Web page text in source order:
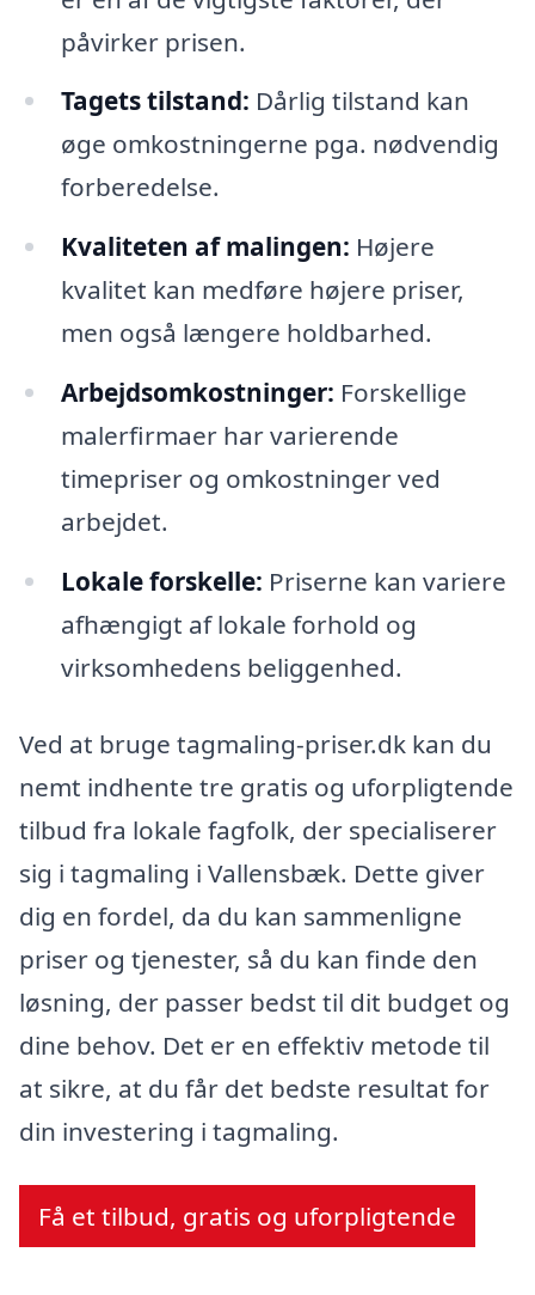
påvirker prisen.
Tagets tilstand: Dårlig tilstand kan
øge omkostningerne pga. nødvendig
forberedelse.
Kvaliteten af malingen: Højere
kvalitet kan medføre højere priser,
men også længere holdbarhed.
Arbejdsomkostninger: Forskellige
malerfirmaer har varierende
timepriser og omkostninger ved
arbejdet.
Lokale forskelle: Priserne kan variere
afhængigt af lokale forhold og
virksomhedens beliggenhed.
Ved at bruge tagmaling-priser.dk kan du
nemt indhente tre gratis og uforpligtende
tilbud fra lokale fagfolk, der specialiserer
sig i tagmaling i Vallensbæk. Dette giver
dig en fordel, da du kan sammenligne
priser og tjenester, så du kan finde den
løsning, der passer bedst til dit budget og
dine behov. Det er en effektiv metode til
at sikre, at du får det bedste resultat for
din investering i tagmaling.
Få et tilbud, gratis og uforpligtende